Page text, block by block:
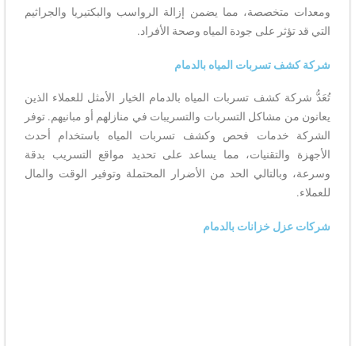
ومعدات متخصصة، مما يضمن إزالة الرواسب والبكتيريا والجراثيم
التي قد تؤثر على جودة المياه وصحة الأفراد.
شركة كشف تسربات المياه بالدمام
تُعَدُّ شركة كشف تسربات المياه بالدمام الخيار الأمثل للعملاء الذين
يعانون من مشاكل التسربات والتسريبات في منازلهم أو مبانيهم. توفر
الشركة خدمات فحص وكشف تسربات المياه باستخدام أحدث
الأجهزة والتقنيات، مما يساعد على تحديد مواقع التسريب بدقة
وسرعة، وبالتالي الحد من الأضرار المحتملة وتوفير الوقت والمال
للعملاء.
شركات عزل خزانات بالدمام